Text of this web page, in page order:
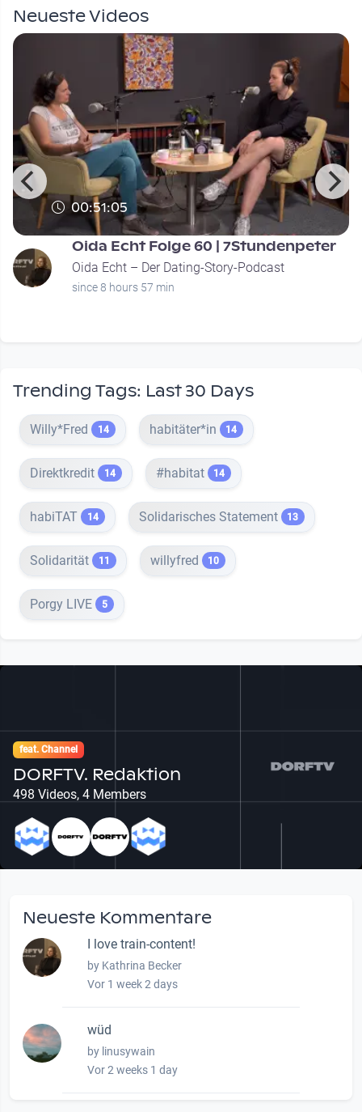
Neueste Videos
00:51:05
Oida Echt Folge 60 | 7Stundenpeter
Oida Echt – Der Dating-Story-Podcast
since 8 hours 57 min
Trending Tags: Last 30 Days
Willy*Fred 14 habitäter*in 14
Direktkredit 14 #habitat 14
habiTAT 14 Solidarisches Statement 13
Solidarität 11 willyfred 10
Porgy LIVE 5
feat. Channel
DORFTV. Redaktion
498 Videos, 4 Members
Neueste Kommentare
I love train-content!
by Kathrina Becker
Vor 1 week 2 days
wüd
by linusywain
Vor 2 weeks 1 day